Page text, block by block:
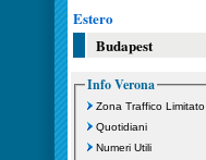
Estero
Budapest
Info Verona
Zona Traffico Limitato
Quotidiani
Numeri Utili